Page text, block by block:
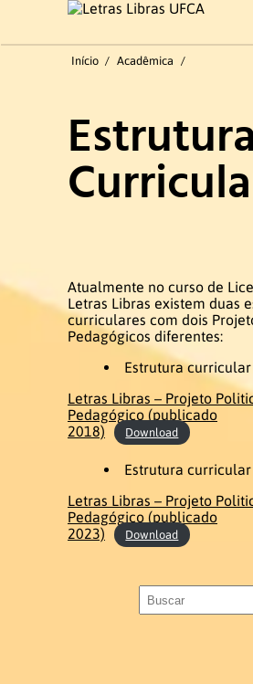
Histórico
Objetivo do Curso
Formatura 2019.1
Gestão do curso
Coordenação e
Ex-coordenadores
Núcleo Docente
Docentes
Início / Acadêmica /
Estrutura
Atualmente no curso de
Letras Libras existem duas
curriculares com dois
Pedagógicos diferentes:
Estrutura curricular
Letras Libras – Projeto
Pedagógico (publicado
2018)
Download
Estrutura curricular
Letras Libras – Projeto
Pedagógico (publicado
2023)
Download